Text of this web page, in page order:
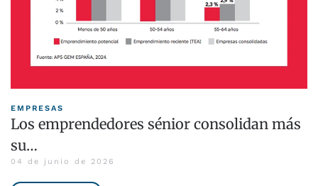
EMPRESAS
Los emprendedores sénior consolidan más
su…
04 de junio de 2026